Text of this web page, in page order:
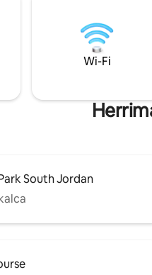
Wi-Fi
South Jordan